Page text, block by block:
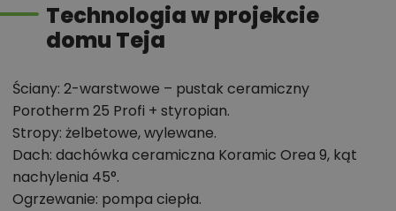
Technologia w projekcie
domu Teja
Ściany: 2-warstwowe – pustak ceramiczny
Porotherm 25 Profi + styropian.
Stropy: żelbetowe, wylewane.
Dach: dachówka ceramiczna Koramic Orea 9, kąt
nachylenia 45°.
Ogrzewanie: pompa ciepła.